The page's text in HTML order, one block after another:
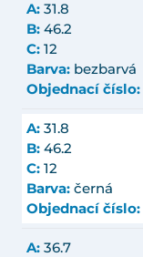
A: 31.8
B: 46.2
C: 12
Barva: bezbarvá
Objednací číslo:
A: 31.8
B: 46.2
C: 12
Barva: černá
Objednací číslo:
A: 36.7